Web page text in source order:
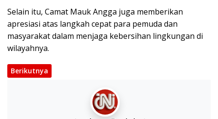
Selain itu, Camat Mauk Angga juga memberikan
apresiasi atas langkah cepat para pemuda dan
masyarakat dalam menjaga kebersihan lingkungan di
wilayahnya.
Berikutnya